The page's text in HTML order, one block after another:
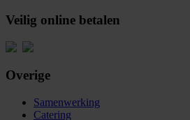
Veilig online betalen
Overige
Samenwerking
Catering